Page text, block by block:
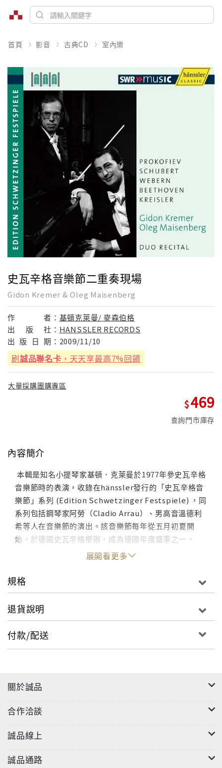
首頁 影音 古典CD 室內樂
史瓦辛格音樂節二重奏現場
Gidon Kremer & Oleg Maisenberg
作 者： 基頓克萊曼/ 麥森伯格
出
版 社： HANSSLER RECORDS
出 版 日 期： 2009/11/10
刷誠品聯名卡 ，天天享最高7%回饋
大量採購團購專區
469
查詢門市庫存
內容簡介
本輯是知名小提琴家基頓．克萊曼於1977年參史瓦辛格
音樂節時的表演，收錄在hänssler發行的「史瓦辛格音
樂節」系列 (Edition Schwetzinger Festspiele) ，同
系列包括鋼琴家阿勞（Cladio Arrau）、男高音溫德利
希等人在音樂節的演出。該音樂節每年從五月初夏開
始，於德國史瓦辛格舉辦，成為德國年度盛事之一。
展開看更多
規格
退貨說明
付款/配送
關於誠品
合作洽談
誠品線上
誠品通路